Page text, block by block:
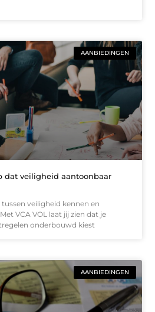
AANBIEDINGEN
dat veiligheid aantoonbaar
tussen veiligheid kennen en
VCA VOL laat jij zien dat je
onderbouwd kiest
AANBIEDINGEN